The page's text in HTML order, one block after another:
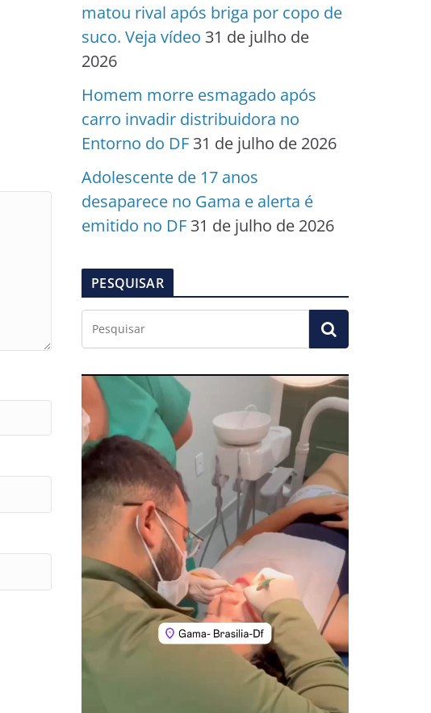
matou rival após briga por copo de
suco. Veja vídeo 31 de julho de
2026
Homem morre esmagado após
carro invadir distribuidora no
Entorno do DF 31 de julho de 2026
Adolescente de 17 anos
desaparece no Gama e alerta é
emitido no DF 31 de julho de 2026
PESQUISAR